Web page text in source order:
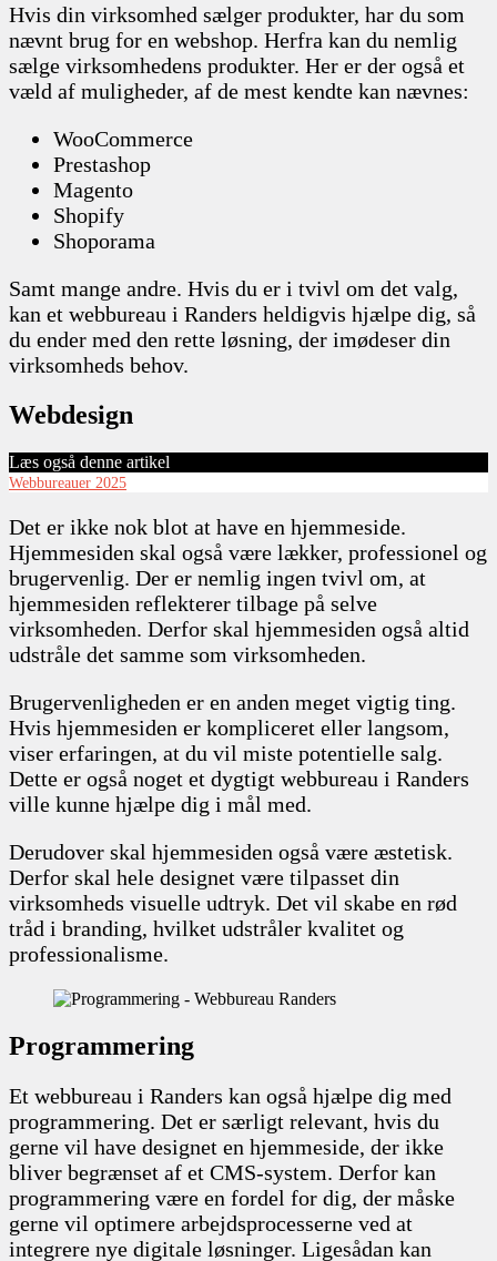
Hvis din virksomhed sælger produkter, har du som
nævnt brug for en webshop. Herfra kan du nemlig
sælge virksomhedens produkter. Her er der også et
væld af muligheder, af de mest kendte kan nævnes:
WooCommerce
Prestashop
Magento
Shopify
Shoporama
Samt mange andre. Hvis du er i tvivl om det valg,
kan et webbureau i Randers heldigvis hjælpe dig, så
du ender med den rette løsning, der imødeser din
virksomheds behov.
Webdesign
Læs også denne artikel
Webbureauer 2025
Det er ikke nok blot at have en hjemmeside.
Hjemmesiden skal også være lækker, professionel og
brugervenlig. Der er nemlig ingen tvivl om, at
hjemmesiden reflekterer tilbage på selve
virksomheden. Derfor skal hjemmesiden også altid
udstråle det samme som virksomheden.
Brugervenligheden er en anden meget vigtig ting.
Hvis hjemmesiden er kompliceret eller langsom,
viser erfaringen, at du vil miste potentielle salg.
Dette er også noget et dygtigt webbureau i Randers
ville kunne hjælpe dig i mål med.
Derudover skal hjemmesiden også være æstetisk.
Derfor skal hele designet være tilpasset din
virksomheds visuelle udtryk. Det vil skabe en rød
tråd i branding, hvilket udstråler kvalitet og
professionalisme.
Programmering
Et webbureau i Randers kan også hjælpe dig med
programmering. Det er særligt relevant, hvis du
gerne vil have designet en hjemmeside, der ikke
bliver begrænset af et CMS-system. Derfor kan
programmering være en fordel for dig, der måske
gerne vil optimere arbejdsprocesserne ved at
integrere nye digitale løsninger. Ligesådan kan